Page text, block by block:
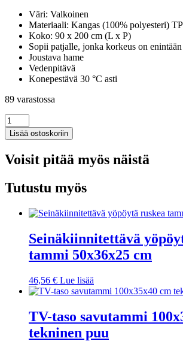
Väri: Valkoinen
Materiaali: Kangas (100% polyesteri)
Koko: 90 x 200 cm (L x P)
Sopii patjalle, jonka korkeus on
Joustava hame
Vedenpitävä
Konepestävä 30 °C asti
89 varastossa
Patjansuoja
Valkoinen
90x200
Vedenpitävä
Lisää ostoskoriin
Voisit pitää myös näistä
Tutustu myös
Seinäkiinnitettävä
tammi 50x36x25 cm
46,56 € Lue lisää
TV-taso savutammi
tekninen puu